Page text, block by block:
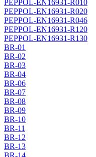
PEPPOL-EN16931-R010
PEPPOL-EN16931-R020
PEPPOL-EN16931-R046
PEPPOL-EN16931-R120
PEPPOL-EN16931-R130
BR-01
BR-02
BR-03
BR-04
BR-06
BR-07
BR-08
BR-09
BR-10
BR-11
BR-12
BR-13
BR-14